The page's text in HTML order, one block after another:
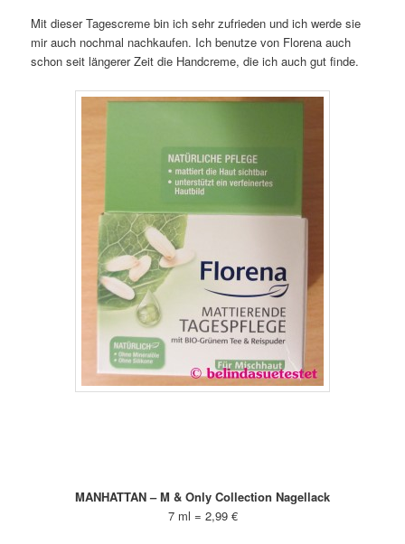
Mit dieser Tagescreme bin ich sehr zufrieden und ich werde sie
mir auch nochmal nachkaufen. Ich benutze von Florena auch
schon seit längerer Zeit die Handcreme, die ich auch gut finde.
MANHATTAN – M & Only Collection Nagellack
7 ml = 2,99 €